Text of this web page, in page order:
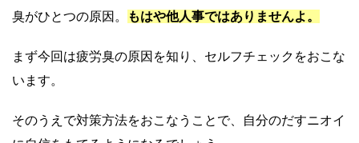
臭がひとつの原因。
もはや他人事ではありませんよ。
まず今回は疲労臭の原因を知り、セルフチェックをおこな
います。
そのうえで対策方法をおこなうことで、自分のだすニオイ